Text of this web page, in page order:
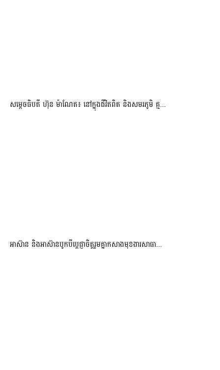
សម្តេចធិបតី ហ៊ុន ម៉ាណែត៖ នៅក្នុងជីវិតពិត និងសមរភូមិ គ្ម...
អាស៊ាន និងអាស៊ានបូកបីប្តេជ្ញាចិត្តរួមគ្នាកសាងមុខងារសាធា...